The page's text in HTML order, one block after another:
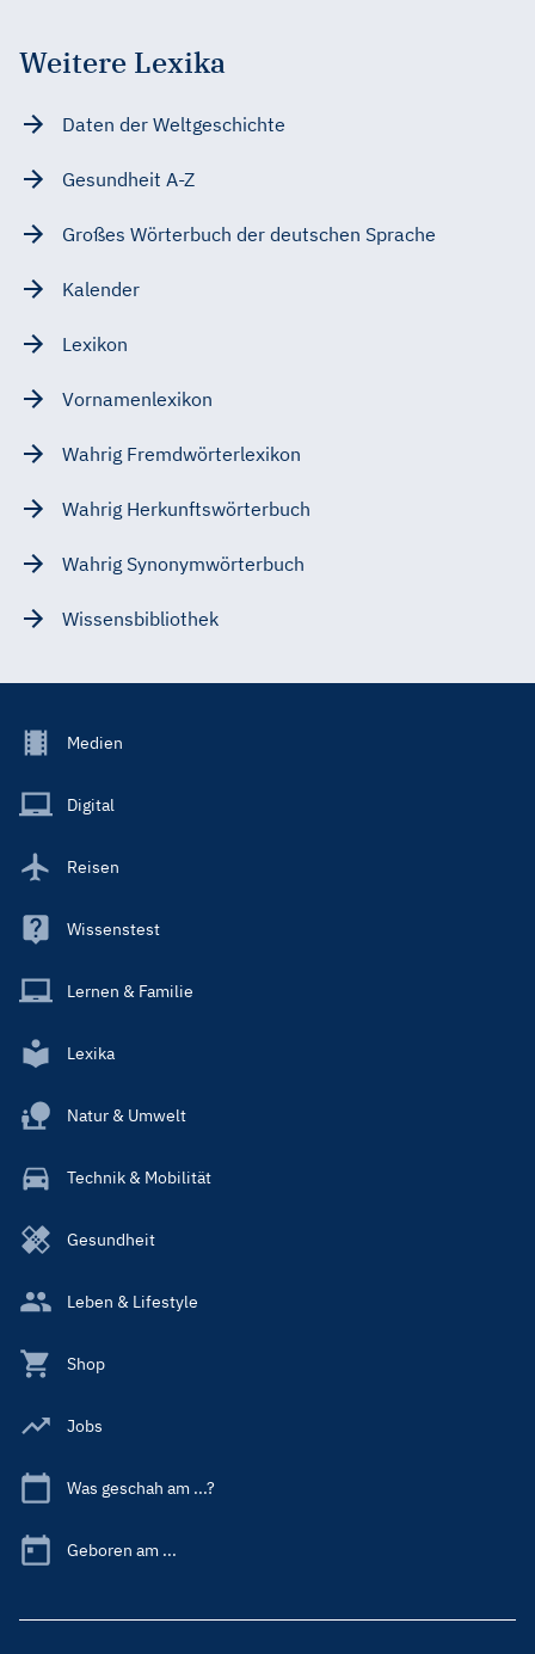
Weitere Lexika
Daten der Weltgeschichte
Gesundheit A-Z
Großes Wörterbuch der deutschen Sprache
Kalender
Lexikon
Vornamenlexikon
Wahrig Fremdwörterlexikon
Wahrig Herkunftswörterbuch
Wahrig Synonymwörterbuch
Wissensbibliothek
Footer
Main
Medien
Digital
Reisen
Wissenstest
Lernen & Familie
Lexika
Natur & Umwelt
Technik & Mobilität
Gesundheit
Leben & Lifestyle
Shop
Jobs
Was geschah am ...?
Geboren am ...